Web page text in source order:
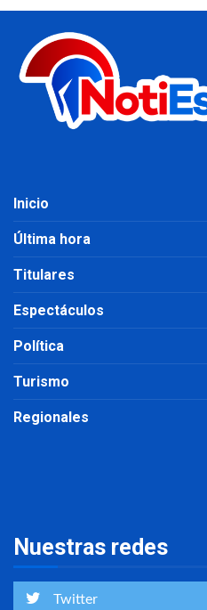
Inicio
Última hora
Titulares
Espectáculos
Política
Turismo
Regionales
Nuestras redes
Twitter